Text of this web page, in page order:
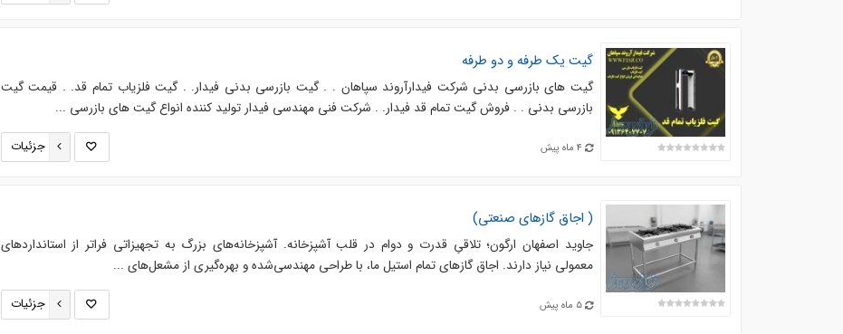
گیت یک طرفه و دو طرفه
گیت های بازرسی بدنی شرکت فیدارآروند سپاهان . . گیت بازرسی بدنی فیدار. . گیت فلزیاب تمام قد. . قیمت گیت
بازرسی بدنی . . فروش گیت تمام قد فیدار. . شرکت فنی مهندسی فیدار تولید کننده انواع گیت های بازرسی ...
4 ماه پیش جزئیات
( اجاق گازهای صنعتی)
جاوید اصفهان ارگون؛ تلاقیِ قدرت و دوام در قلب آشپزخانه. آشپزخانه‌های بزرگ به تجهیزاتی فراتر از استانداردهای
معمولی نیاز دارند. اجاق گازهای تمام استیل ما، با طراحی مهندسی‌شده و بهره‌گیری از مشعل‌های ...
5 ماه پیش جزئیات